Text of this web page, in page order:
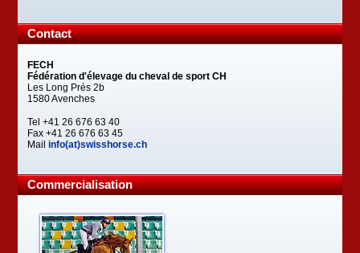
Contact
FECH
Fédération d'élevage du cheval de sport CH
Les Long Prés 2b
1580 Avenches
Tel +41 26 676 63 40
Fax +41 26 676 63 45
Mailinfo(at)swisshorse.ch
Commercialisation